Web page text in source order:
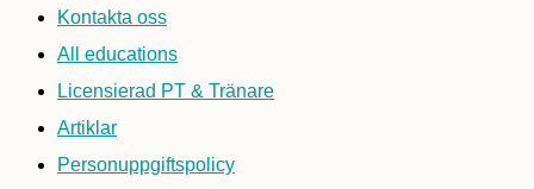
Kontakta oss
All educations
Licensierad PT & Tränare
Artiklar
Personuppgiftspolicy